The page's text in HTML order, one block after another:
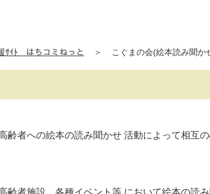
ｻｲﾄ はちコミねっと ＞ こぐまの会(絵本読み聞か
齢者への絵本の読み聞かせ 活動によって相互